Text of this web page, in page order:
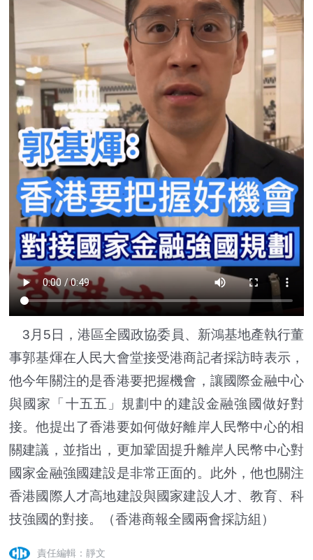
3月5日，港區全國政協委員、新鴻基地產執行董
事郭基煇在人民大會堂接受港商記者採訪時表示，
他今年關注的是香港要把握機會，讓國際金融中心
與國家「十五五」規劃中的建設金融強國做好對
接。他提出了香港要如何做好離岸人民幣中心的相
關建議，並指出，更加鞏固提升離岸人民幣中心對
國家金融強國建設是非常正面的。此外，他也關注
香港國際人才高地建設與國家建設人才、教育、科
技強國的對接。（香港商報全國兩會採訪組）
責任編輯：靜文